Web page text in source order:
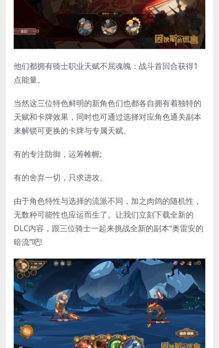
他们都拥有骑士职业天赋不屈魂魄：战斗首回合获得1
点能量。
当然这三位特色鲜明的新角色们也都各自拥有着独特的
天赋和卡牌效果，同时也可通过选择对应角色通关副本
来解锁可更换的卡牌与专属天赋。
有的专注防御，运筹帷幄;
有的舍弃一切，只求进攻。
由于角色特性与选择的流派不同，加之肉鸽的随机性，
无数种可能性也应运而生了。让我们立刻下载全新的
DLC内容，跟三位骑士一起来挑战全新的副本“奥雷安的
暗流”吧!